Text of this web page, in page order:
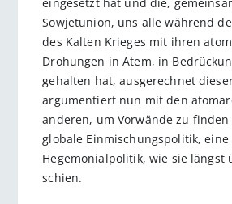
eingesetzt hat und die,
Sowjetunion, uns alle während
des Kalten Krieges mit ihren
Drohungen in Atem, in
gehalten hat, ausgerechnet
argumentiert nun mit den
anderen, um Vorwände zu
globale Einmischungspolitik, eine
Hegemonialpolitik, wie sie längst
schien.